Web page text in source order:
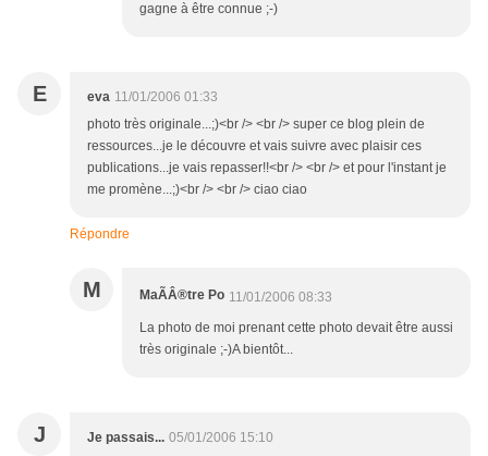
gagne à être connue ;-)
E eva 11/01/2006 01:33
photo très originale...;)<br /> <br /> super ce blog plein de
ressources...je le découvre et vais suivre avec plaisir ces
publications...je vais repasser!!<br /> <br /> et pour l'instant je
me promène...;)<br /> <br /> ciao ciao
Répondre
M MaÃÂ®tre Po 11/01/2006 08:33
La photo de moi prenant cette photo devait être aussi
très originale ;-)A bientôt...
J Je passais... 05/01/2006 15:10